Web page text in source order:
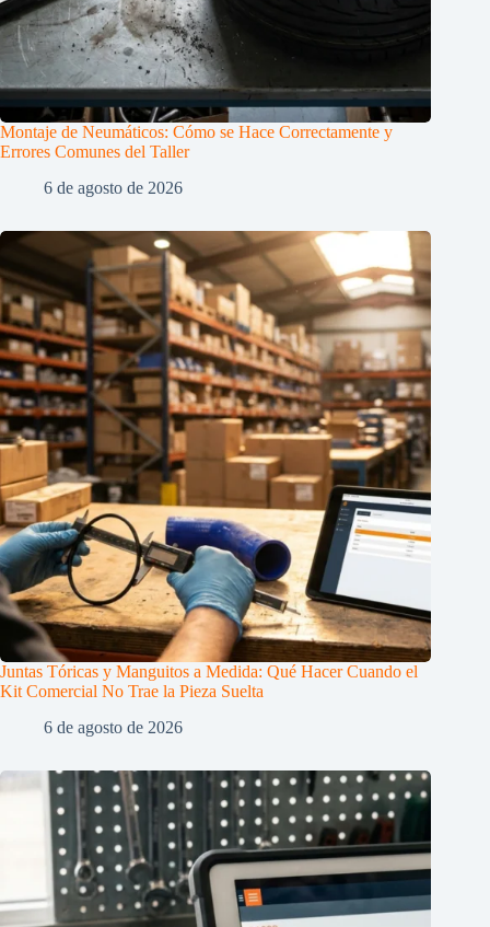
Montaje de Neumáticos: Cómo se Hace Correctamente y
Errores Comunes del Taller
6 de agosto de 2026
Juntas Tóricas y Manguitos a Medida: Qué Hacer Cuando el
Kit Comercial No Trae la Pieza Suelta
6 de agosto de 2026